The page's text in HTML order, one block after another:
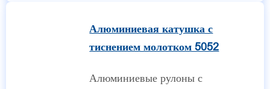
Алюминиевая катушка с
тиснением молотком 5052
Алюминиевые рулоны с